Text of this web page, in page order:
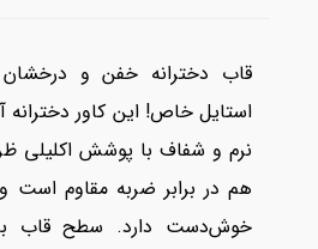
قاب دخترانه خفن و
نرم و شفاف با پوشش اکلیلی
هم در برابر ضربه مقاوم
خوش‌دست دارد. سطح قاب